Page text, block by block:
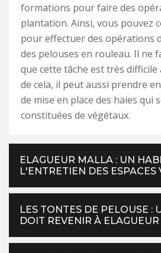
formations pour faire des
plantation. Ainsi, vous pouvez
pour effectuer des opérations
des pelouses en rouleau. Il ne
que cette tâche est très difficile
de cela, il peut aussi prendre
de mise en place des haies qui
constituées de végétaux.
ELAGUEUR MALLA : UN
L'ENTRETIEN DES ESPACES
LES TONTES DE PELOUSE :
DOIT REVENIR À